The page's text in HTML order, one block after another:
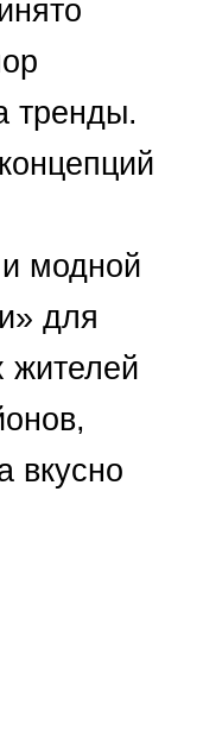
тренды.
модной
для
жителей
вкусно